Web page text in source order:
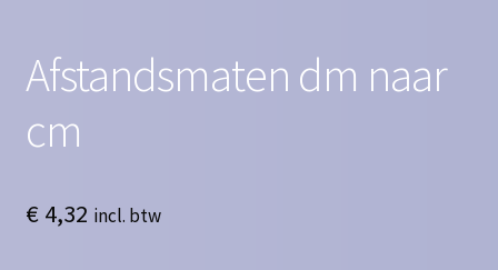
Afstandsmaten dm naar
cm
€4,32 incl. btw